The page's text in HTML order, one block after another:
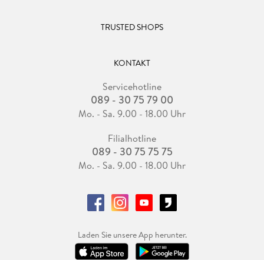
TRUSTED SHOPS
KONTAKT
Servicehotline
089 - 30 75 79 00
Mo. - Sa. 9.00 - 18.00 Uhr
Filialhotline
089 - 30 75 75 75
Mo. - Sa. 9.00 - 18.00 Uhr
Laden Sie unsere App herunter.